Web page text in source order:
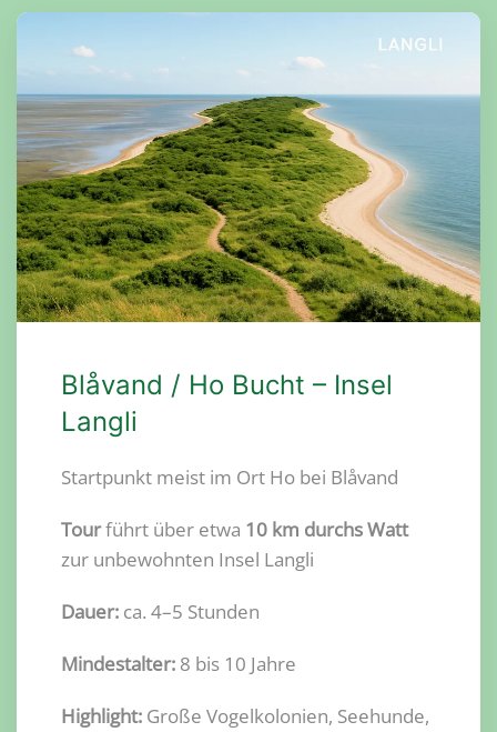
Blåvand / Ho Bucht – Insel
Langli
Startpunkt meist im Ort Ho bei Blåvand
Tourführt über etwa 10 km durchs Watt
zur unbewohnten Insel Langli
Dauer: ca. 4–5 Stunden
Mindestalter: 8 bis 10 Jahre
Highlight: Große Vogelkolonien, Seehunde,